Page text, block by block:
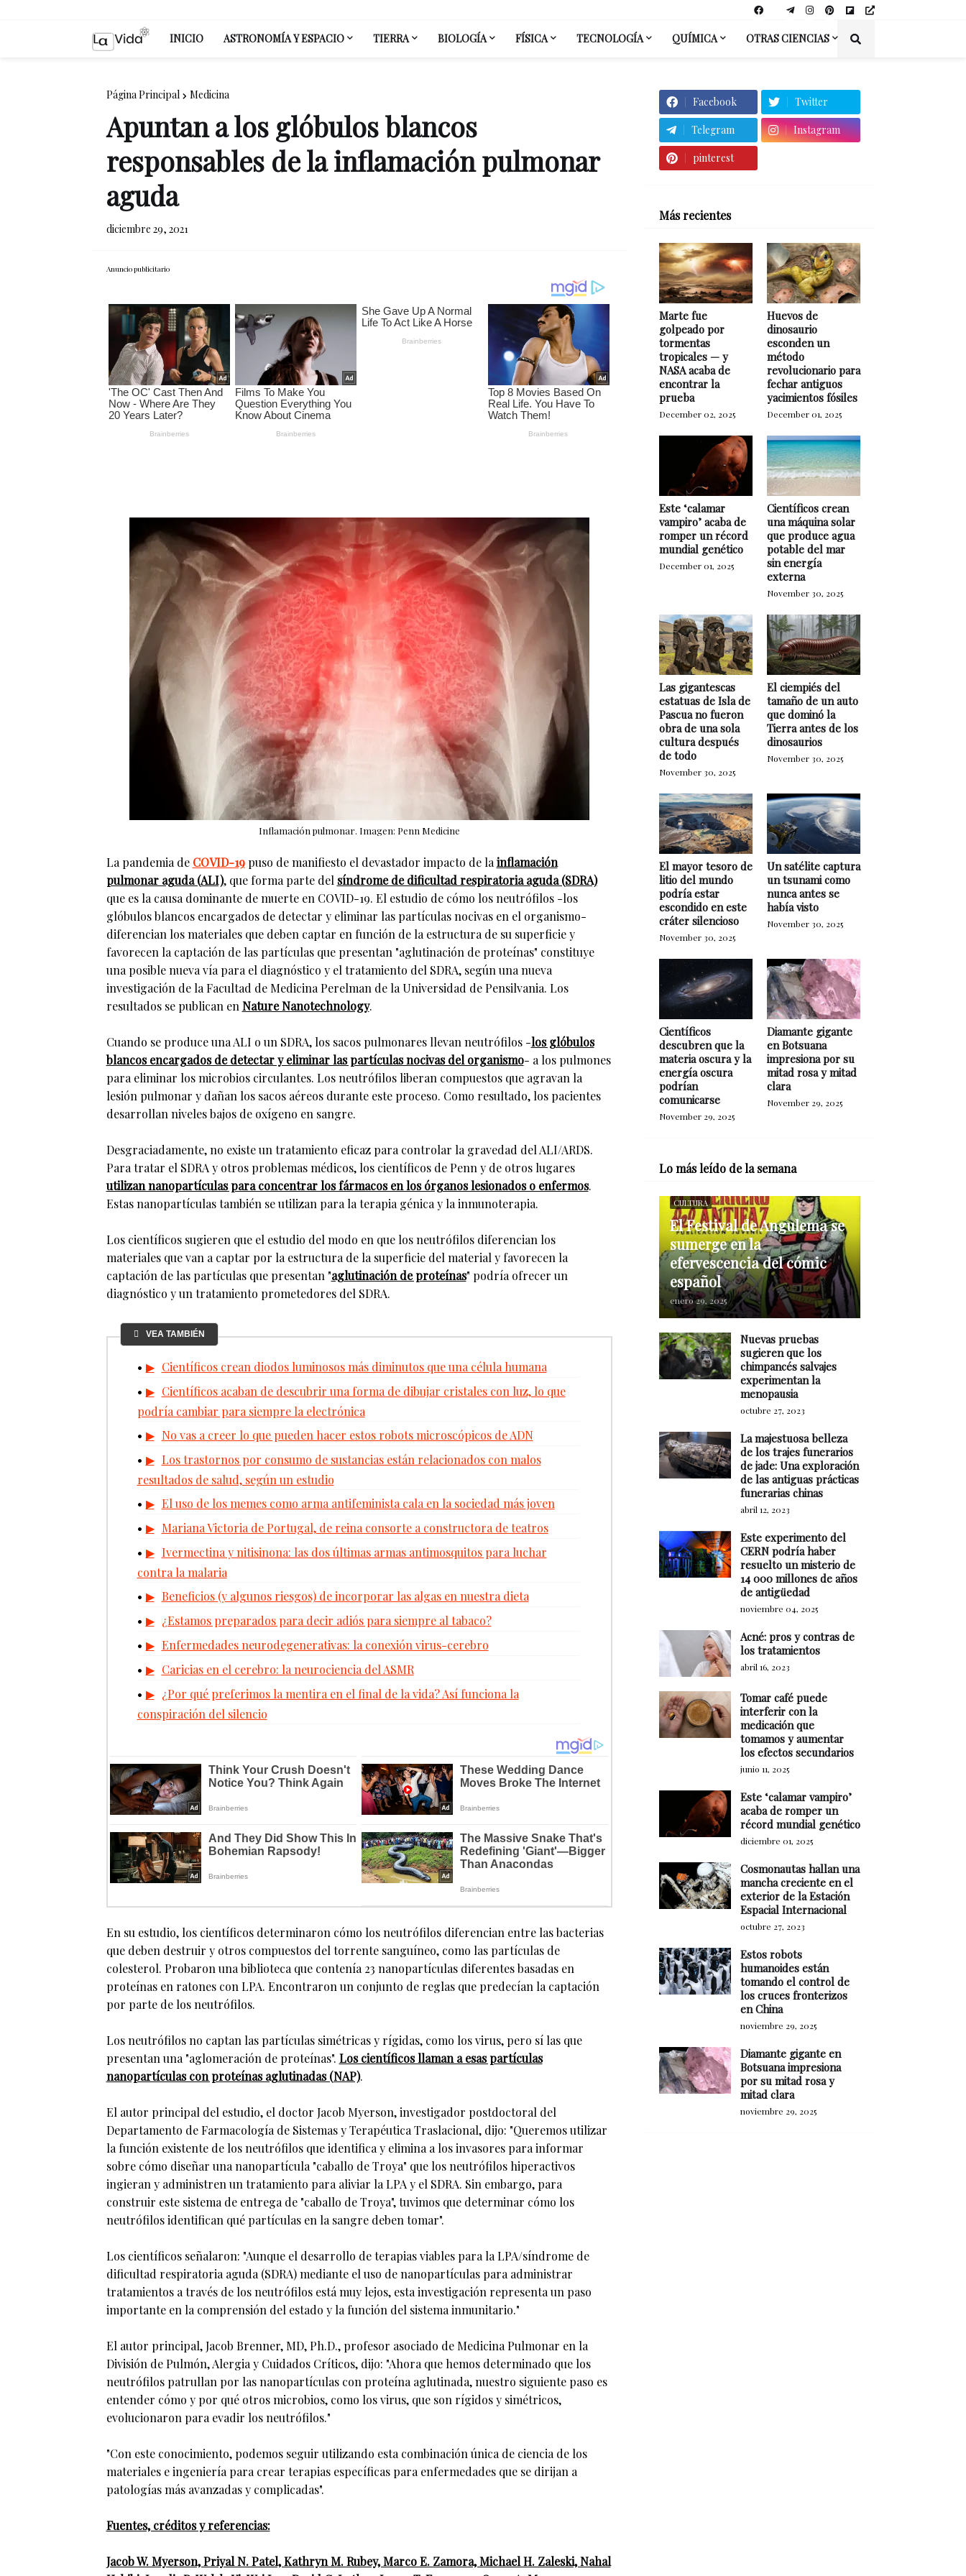
INICIO ASTRONOMÍA Y ESPACIO TIERRA BIOLOGÍA FÍSICA TECNOLOGÍA QUÍMICA OTRAS CIENCIAS
Página Principal Medicina
Apuntan a los glóbulos blancos
responsables de la inflamación pulmonar
aguda
diciembre 29, 2021
Anuncio publicitario
Inflamación pulmonar. Imagen: Penn Medicine
La pandemia de COVID-19puso de manifiesto el devastador impacto de la inflamación
pulmonar aguda (ALI), que forma parte del síndrome de dificultad respiratoria aguda (SDRA)
que es la causa dominante de muerte en COVID-19. El estudio de cómo los neutrófilos -los
glóbulos blancos encargados de detectar y eliminar las partículas nocivas en el organismo-
diferencian los materiales que deben captar en función de la estructura de su superficie y
favorecen la captación de las partículas que presentan "aglutinación de proteínas" constituye
una posible nueva vía para el diagnóstico y el tratamiento del SDRA, según una nueva
investigación de la Facultad de Medicina Perelman de la Universidad de Pensilvania. Los
resultados se publican en Nature Nanotechnology.
Cuando se produce una ALI o un SDRA, los sacos pulmonares llevan neutrófilos -los glóbulos
blancos encargados de detectar y eliminar las partículas nocivas del organismo- a los pulmones
para eliminar los microbios circulantes. Los neutrófilos liberan compuestos que agravan la
lesión pulmonar y dañan los sacos aéreos durante este proceso. Como resultado, los pacientes
desarrollan niveles bajos de oxígeno en sangre.
Desgraciadamente, no existe un tratamiento eficaz para controlar la gravedad del ALI/ARDS.
Para tratar el SDRA y otros problemas médicos, los científicos de Penn y de otros lugares
utilizan nanopartículas para concentrar los fármacos en los órganos lesionados o enfermos.
Estas nanopartículas también se utilizan para la terapia génica y la inmunoterapia.
Los científicos sugieren que el estudio del modo en que los neutrófilos diferencian los
materiales que van a captar por la estructura de la superficie del material y favorecen la
captación de las partículas que presentan "aglutinación de proteínas" podría ofrecer un
diagnóstico y un tratamiento prometedores del SDRA.
VEA TAMBIÉN
Científicos crean diodos luminosos más diminutos que una célula humana
Científicos acaban de descubrir una forma de dibujar cristales con luz, lo que
podría cambiar para siempre la electrónica
No vas a creer lo que pueden hacer estos robots microscópicos de ADN
Los trastornos por consumo de sustancias están relacionados con malos
resultados de salud, según un estudio
El uso de los memes como arma antifeminista cala en la sociedad más joven
Mariana Victoria de Portugal, de reina consorte a constructora de teatros
Ivermectina y nitisinona: las dos últimas armas antimosquitos para luchar
contra la malaria
Beneficios (y algunos riesgos) de incorporar las algas en nuestra dieta
¿Estamos preparados para decir adiós para siempre al tabaco?
Enfermedades neurodegenerativas: la conexión virus-cerebro
Caricias en el cerebro: la neurociencia del ASMR
¿Por qué preferimos la mentira en el final de la vida? Así funciona la
conspiración del silencio
En su estudio, los científicos determinaron cómo los neutrófilos diferencian entre las bacterias
que deben destruir y otros compuestos del torrente sanguíneo, como las partículas de
colesterol. Probaron una biblioteca que contenía 23 nanopartículas diferentes basadas en
proteínas en ratones con LPA. Encontraron un conjunto de reglas que predecían la captación
por parte de los neutrófilos.
Los neutrófilos no captan las partículas simétricas y rígidas, como los virus, pero sí las que
presentan una "aglomeración de proteínas". Los científicos llaman a esas partículas
nanopartículas con proteínas aglutinadas (NAP).
El autor principal del estudio, el doctor Jacob Myerson, investigador postdoctoral del
Departamento de Farmacología de Sistemas y Terapéutica Traslacional, dijo: "Queremos utilizar
la función existente de los neutrófilos que identifica y elimina a los invasores para informar
sobre cómo diseñar una nanopartícula "caballo de Troya" que los neutrófilos hiperactivos
ingieran y administren un tratamiento para aliviar la LPA y el SDRA. Sin embargo, para
construir este sistema de entrega de "caballo de Troya", tuvimos que determinar cómo los
neutrófilos identifican qué partículas en la sangre deben tomar".
Los científicos señalaron: "Aunque el desarrollo de terapias viables para la LPA/síndrome de
dificultad respiratoria aguda (SDRA) mediante el uso de nanopartículas para administrar
tratamientos a través de los neutrófilos está muy lejos, esta investigación representa un paso
importante en la comprensión del estado y la función del sistema inmunitario."
El autor principal, Jacob Brenner, MD, Ph.D., profesor asociado de Medicina Pulmonar en la
División de Pulmón, Alergia y Cuidados Críticos, dijo: "Ahora que hemos determinado que los
neutrófilos patrullan por las nanopartículas con proteína aglutinada, nuestro siguiente paso es
entender cómo y por qué otros microbios, como los virus, que son rígidos y simétricos,
evolucionaron para evadir los neutrófilos."
"Con este conocimiento, podemos seguir utilizando esta combinación única de ciencia de los
materiales e ingeniería para crear terapias específicas para enfermedades que se dirijan a
patologías más avanzadas y complicadas".
Fuentes, créditos y referencias:
Jacob W. Myerson, Priyal N. Patel, Kathryn M. Rubey, Marco E. Zamora, Michael H. Zaleski, Nahal
Facebook Twitter
Telegram Instagram
pinterest
Más recientes
Marte fue
golpeado por
tormentas
tropicales — y
NASA acaba de
encontrar la
prueba
December 02, 2025
Huevos de
dinosaurio
esconden un
método
revolucionario para
fechar antiguos
yacimientos fósiles
December 01, 2025
Este ‘calamar
vampiro’ acaba de
romper un récord
mundial genético
December 01, 2025
Científicos crean
una máquina solar
que produce agua
potable del mar
sin energía
externa
November 30, 2025
Las gigantescas
estatuas de Isla de
Pascua no fueron
obra de una sola
cultura después
de todo
November 30, 2025
El ciempiés del
tamaño de un auto
que dominó la
Tierra antes de los
dinosaurios
November 30, 2025
El mayor tesoro de
litio del mundo
podría estar
escondido en este
cráter silencioso
November 30, 2025
Un satélite captura
un tsunami como
nunca antes se
había visto
November 30, 2025
Científicos
descubren que la
materia oscura y la
energía oscura
podrían
comunicarse
November 29, 2025
Diamante gigante
en Botsuana
impresiona por su
mitad rosa y mitad
clara
November 29, 2025
Lo más leído de la semana
CULTURA
El Festival de Angulema se
sumerge en la
efervescencia del cómic
español
enero 29, 2025
Nuevas pruebas
sugieren que los
chimpancés salvajes
experimentan la
menopausia
octubre 27, 2023
La majestuosa belleza
de los trajes funerarios
de jade: Una exploración
de las antiguas prácticas
funerarias chinas
abril 12, 2023
Este experimento del
CERN podría haber
resuelto un misterio de
14 000 millones de años
de antigüedad
noviembre 04, 2025
Acné: pros y contras de
los tratamientos
abril 16, 2023
Tomar café puede
interferir con la
medicación que
tomamos y aumentar
los efectos secundarios
junio 11, 2025
Este ‘calamar vampiro’
acaba de romper un
récord mundial genético
diciembre 01, 2025
Cosmonautas hallan una
mancha creciente en el
exterior de la Estación
Espacial Internacional
octubre 27, 2023
Estos robots
humanoides están
tomando el control de
los cruces fronterizos
en China
noviembre 29, 2025
Diamante gigante en
Botsuana impresiona
por su mitad rosa y
mitad clara
noviembre 29, 2025